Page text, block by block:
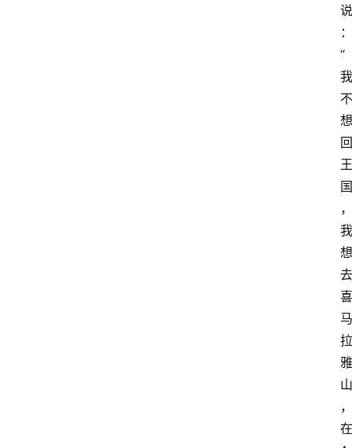
说
：
“
我
不
想
回
王
国
，
我
想
去
喜
马
拉
雅
山
，
在